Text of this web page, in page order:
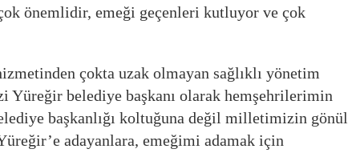
önemlidir, emeği geçenleri kutluyor ve çok
çokta uzak olmayan sağlıklı yönetim
Yüreğir belediye başkanı olarak hemşehrilerimin
başkanlığı koltuğuna değil milletimizin gönül
adayanlara, emeğimi adamak için